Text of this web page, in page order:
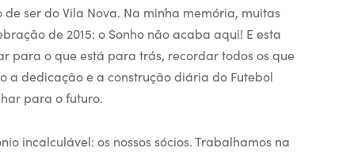
ser do Vila Nova. Na minha memória, muitas
de 2015: o Sonho não acaba aqui! E esta
para o que está para trás, recordar todos os que
a dedicação e a construção diária do Futebol
para o futuro.
incalculável: os nossos sócios. Trabalhamos na